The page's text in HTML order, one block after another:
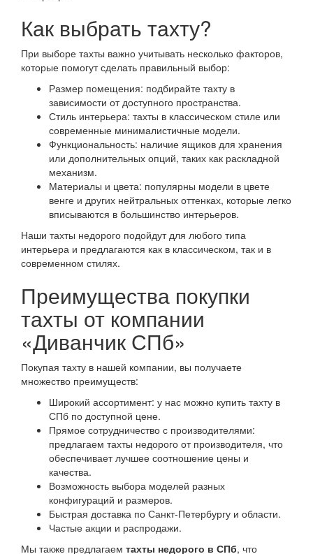
Как выбрать тахту?
При выборе тахты важно учитывать несколько факторов,
которые помогут сделать правильный выбор:
Размер помещения: подбирайте тахту в
зависимости от доступного пространства.
Стиль интерьера: тахты в классическом стиле или
современные минималистичные модели.
Функциональность: наличие ящиков для хранения
или дополнительных опций, таких как раскладной
механизм.
Материалы и цвета: популярны модели в цвете
венге и других нейтральных оттенках, которые легко
вписываются в большинство интерьеров.
Наши тахты недорого подойдут для любого типа
интерьера и предлагаются как в классическом, так и в
современном стилях.
Преимущества покупки
тахты от компании
«Диванчик СПб»
Покупая тахту в нашей компании, вы получаете
множество преимуществ:
Широкий ассортимент: у нас можно купить тахту в
СПб по доступной цене.
Прямое сотрудничество с производителями:
предлагаем тахты недорого от производителя, что
обеспечивает лучшее соотношение цены и
качества.
Возможность выбора моделей разных
конфигураций и размеров.
Быстрая доставка по Санкт-Петербургу и области.
Частые акции и распродажи.
Мы также предлагаем тахты недорого в СПб, что